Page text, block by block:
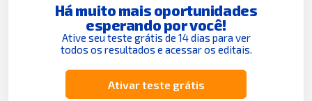
Há muito mais oportunidades
esperando por você!
Ative seu teste grátis de 14 dias para ver
todos os resultados e acessar os editais.
Ativar teste grátis